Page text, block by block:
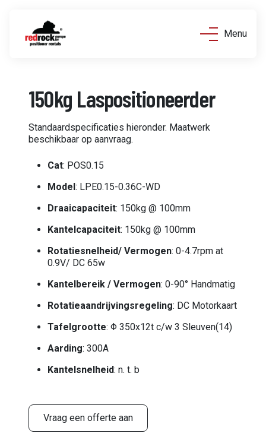
Menu
150kg Laspositioneerder
Standaardspecificaties hieronder. Maatwerk
beschikbaar op aanvraag.
Cat: POS0.15
Model: LPE0.15-0.36C-WD
Draaicapaciteit: 150kg @ 100mm
Kantelcapaciteit: 150kg @ 100mm
Rotatiesnelheid/ Vermogen: 0-4.7rpm at
0.9V/ DC 65w
Kantelbereik / Vermogen: 0-90° Handmatig
Rotatieaandrijvingsregeling: DC Motorkaart
Tafelgrootte: Φ 350x12t c/w 3 Sleuven(14)
Aarding: 300A
Kantelsnelheid: n. t. b
Vraag een offerte aan